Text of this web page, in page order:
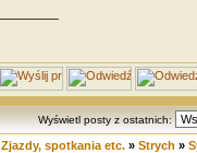
Wyświetl posty z ostatnich:
Zjazdy, spotkania etc.» Strych »